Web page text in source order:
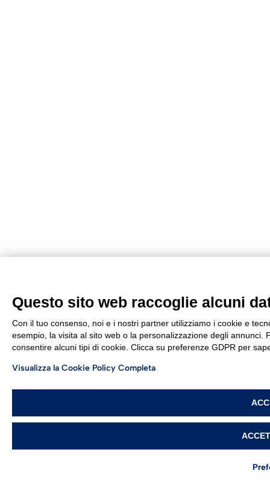
Questo sito web raccoglie alcuni
Con il tuo consenso, noi e i nostri partner utilizziamo i cookie e
esempio, la visita al sito web o la personalizzazione degli
consentire alcuni tipi di cookie. Clicca su preferenze GDPR per
Visualizza la Cookie Policy Completa